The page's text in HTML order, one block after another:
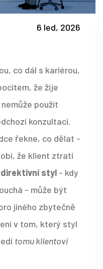
6 led, 2026
co dál s kariérou,
že žije
použít
konzultaci.
řekne, co dělat -
že klient ztratí
styl - kdy
- může být
jiného zbytečně
v tom, který styl
tomu klientovi